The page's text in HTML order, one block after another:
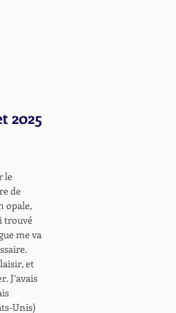
2025
le
de
opale,
trouvé
me va
et
J’avais
Unis)